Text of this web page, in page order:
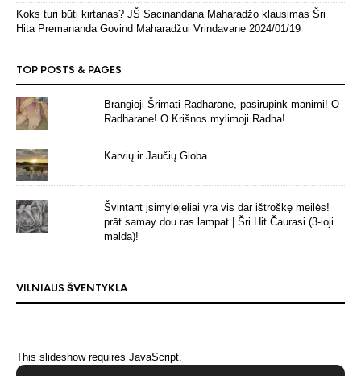
Koks turi būti kirtanas? JŠ Sacinandana Maharadžo klausimas Šri
Hita Premananda Govind Maharadžui Vrindavane 2024/01/19
TOP POSTS & PAGES
Brangioji Šrimati Radharane, pasirūpink manimi! O
Radharane! O Krišnos mylimoji Radha!
Karvių ir Jaučių Globa
Švintant įsimylėjeliai yra vis dar ištroškę meilės!
prāt samay dou ras lampat | Šri Hit Čaurasi (3-ioji
malda)!
VILNIAUS ŠVENTYKLA
This slideshow requires JavaScript.